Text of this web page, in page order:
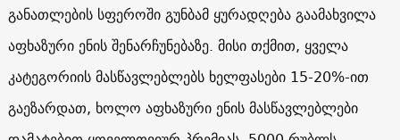
განათლების სფეროში გუნბამ ყურადღება გაამახვილა
აფხაზური ენის შენარჩუნებაზე. მისი თქმით, ყველა
კატეგორიის მასწავლებლებს ხელფასები 15-20%-ით
გაეზარდათ, ხოლო აფხაზური ენის მასწავლებლები